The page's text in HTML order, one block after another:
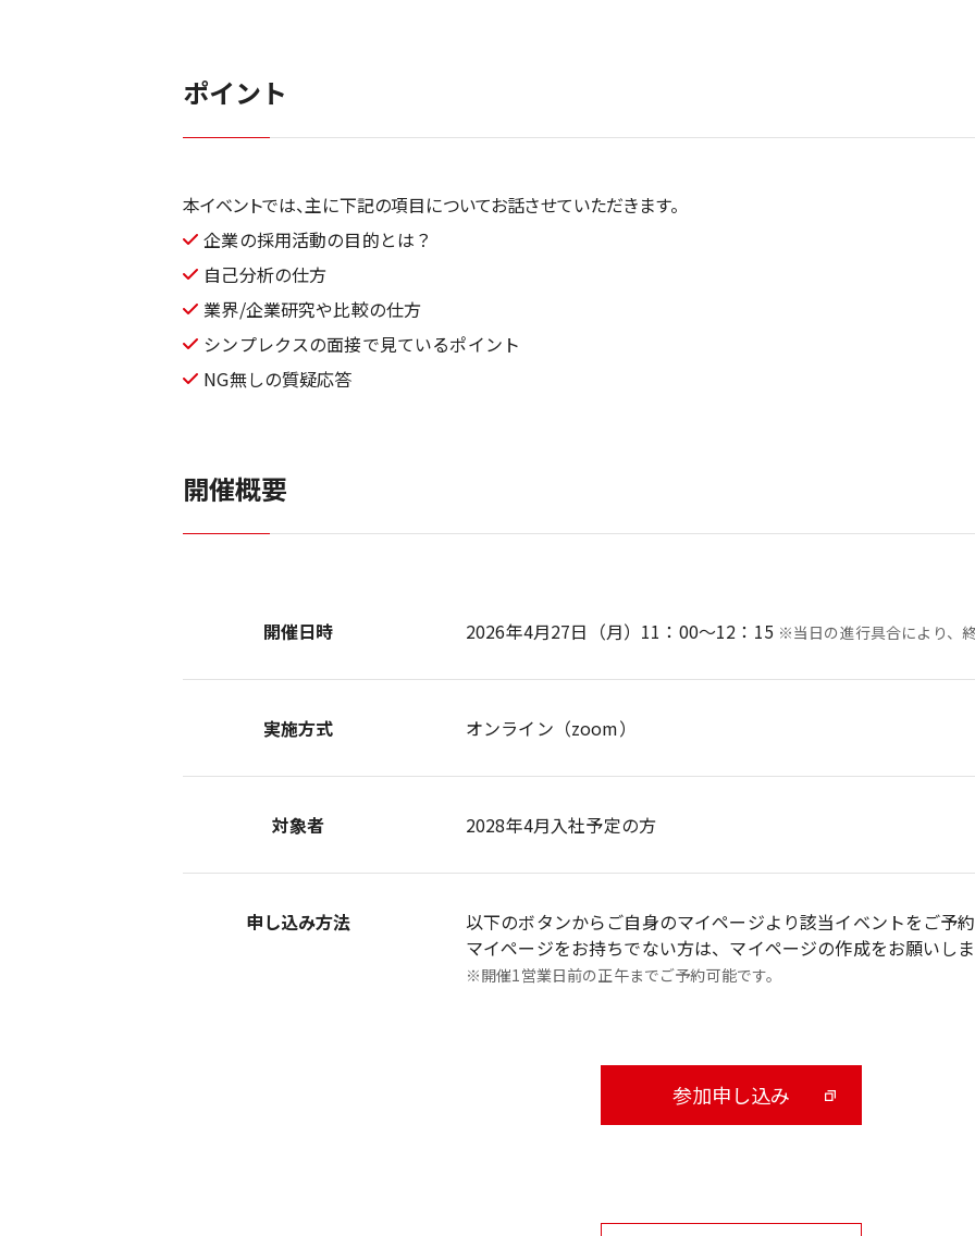
ポイント
本イベントでは、主に下記の項目についてお話させていただきます。
企業の採用活動の目的とは？
自己分析の仕方
業界/企業研究や比較の仕方
シンプレクスの面接で見ているポイント
NG無しの質疑応答
開催概要
開催日時 2026年4月27日（月）11：00～12：15 ※当日の進行具合により、
実施方式 オンライン（zoom）
対象者 2028年4月入社予定の方
申し込み方法
以下のボタンからご自身のマイページより該当イベントをご予
マイページをお持ちでない方は、マイページの作成をお願いし
※開催1営業日前の正午までご予約可能です。
参加申し込み